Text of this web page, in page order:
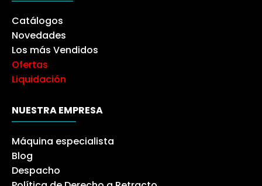
Catálogos
Novedades
Los más Vendidos
Ofertas
Liquidación
NUESTRA EMPRESA
Máquina especialista
Blog
Despacho